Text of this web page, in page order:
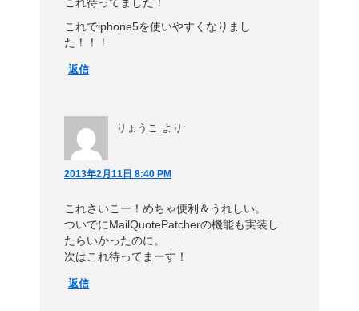
これでiphone5を使いやすくなりまし
た！！！
返信
りょうこ より:
2013年2月11日 8:40 PM
これさいこー！めちゃ便利＆うれしい。
ついでにMailQuotePatcherの機能も実装し
たらいかったのに。
次はこれ待ってまーす！
返信